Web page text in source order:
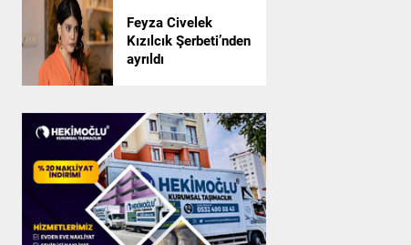
Feyza Civelek
Kızılcık Şerbeti’nden
ayrıldı